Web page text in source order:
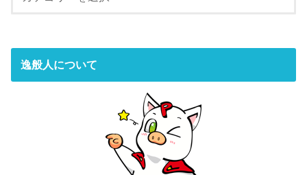
逸般人について